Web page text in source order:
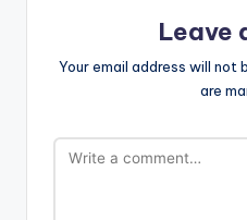
Leave
Your email address will not
are